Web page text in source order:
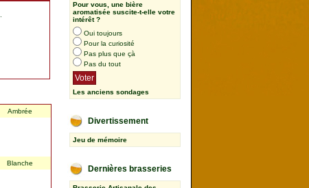
Ambrée
Blanche
Pour vous, une bière
aromatisée suscite-t-elle votre
intérêt ?
Oui toujours
Pour la curiosité
Pas plus que çà
Pas du tout
Les anciens sondages
Divertissement
Jeu de mémoire
Dernières brasseries